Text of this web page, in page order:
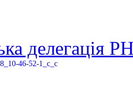
делегація